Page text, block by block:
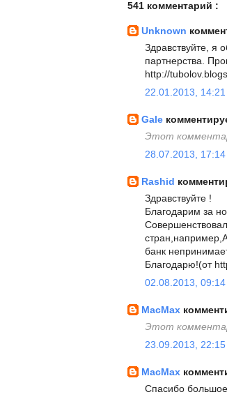
541 комментарий :
Unknown
Здравствуйте, я
партнерства.
http://
22.01.2013, 14:21
Gale
Этот
28.07.2013, 17:14
Rashid
Здравствуйте !
Благодарим за
банк
Благодарю!(от
02.08.2013, 09:14
MacMax
Этот
23.09.2013, 22:15
MacMax
Спасибо